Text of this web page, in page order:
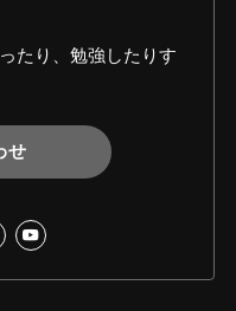
たり、勉強したりす
せ